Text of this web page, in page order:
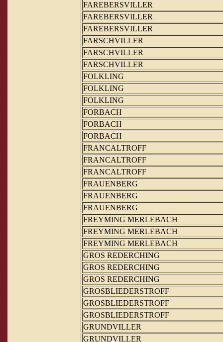
FAREBERSVILLER
FAREBERSVILLER
FAREBERSVILLER
FARSCHVILLER
FARSCHVILLER
FARSCHVILLER
FOLKLING
FOLKLING
FOLKLING
FORBACH
FORBACH
FORBACH
FRANCALTROFF
FRANCALTROFF
FRANCALTROFF
FRAUENBERG
FRAUENBERG
FRAUENBERG
FREYMING MERLEBACH
FREYMING MERLEBACH
FREYMING MERLEBACH
GROS REDERCHING
GROS REDERCHING
GROS REDERCHING
GROSBLIEDERSTROFF
GROSBLIEDERSTROFF
GROSBLIEDERSTROFF
GRUNDVILLER
GRUNDVILLER